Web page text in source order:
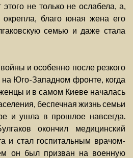
не только не ослабела, а,
благо юная жена его
семью и даже стала
и особенно после резкого
Юго-Западном фронте, когда
и в самом Киеве началась
беспечная жизнь семьи
и ушла в прошлое навсегда.
окончил медицинский
и стал госпитальным врачом-
он был призван на военную